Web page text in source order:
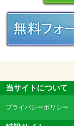
当サイトについて
プライバシーポリシー